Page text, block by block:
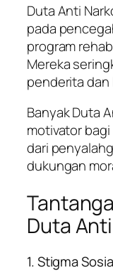
Duta Anti
pada
program
Mereka
penderita dan
Banyak Duta
motivator
dari
dukungan
Duta
1. Stigma